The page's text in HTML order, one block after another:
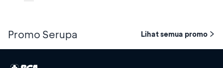
Promo Serupa Lihat semua promo